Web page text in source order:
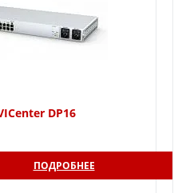
DP16
ПОДРОБНЕЕ